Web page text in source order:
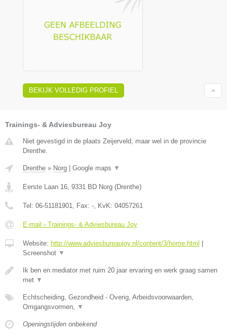
BEKIJK VOLLEDIG PROFIEL
Trainings- & Adviesbureau Joy
Niet gevestigd in de plaats Zeijerveld, maar wel in de provincie
Drenthe.
Drenthe » Norg Google maps ▼
Eerste Laan 16 9331 BD Norg (Drenthe)
Tel: 06-51181901 , Fax: - , KvK: 04057261
E-mail › Trainings- & Adviesbureau Joy
Website: http://www.adviesbureaujoy.nl/content/3/home.html
Screenshot ▼
Ik ben en mediator met ruim 20 jaar ervaring en werk graag samen
met ▼
Echtscheiding, Gezondheid - Overig, Arbeidsvoorwaarden,
Omgangsvormen,
▼
Openingstijden onbekend